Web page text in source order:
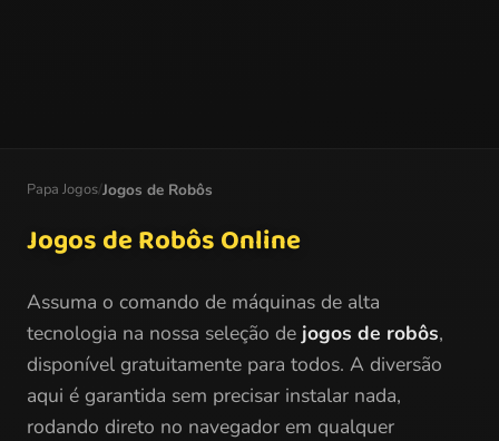
Papa Jogos/Jogos de Robôs
Jogos de Robôs Online
Assuma o comando de máquinas de alta
tecnologia na nossa seleção de jogos de robôs,
disponível gratuitamente para todos. A diversão
aqui é garantida sem precisar instalar nada,
rodando direto no navegador em qualquer